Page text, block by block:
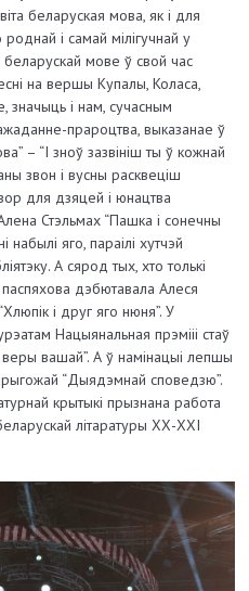
беларуская мова, як і для
і самай мілігучнай у
беларускай мове ў свой час
на вершы Купалы, Коласа,
значыць і нам, сучасным
прароцтва, выказанае ў
– “І зноў зазвініш ты ў кожнай
звон і вусны расквеціш
для дзяцей і юнацтва
Стэльмах “Пашка і сонечны
набылі яго, параілі хутчэй
А сярод тых, хто толькі
дэбютавала Алеся
і друг яго нюня”. У
Нацыянальная прэмііі стаў
веры вашай”. А ў намінацыі лепшы
“Дыядэмнай споведзю”.
крытыкі прызнана работа
літаратуры ХХ-ХХІ